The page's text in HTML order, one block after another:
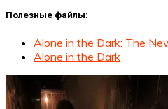
Полезные файлы:
Alone in the Dark: The
Alone in the Dark